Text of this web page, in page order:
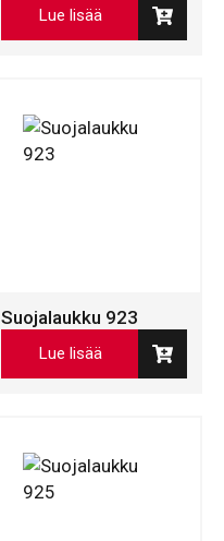
Lue lisää
Suojalaukku 923
Lue lisää